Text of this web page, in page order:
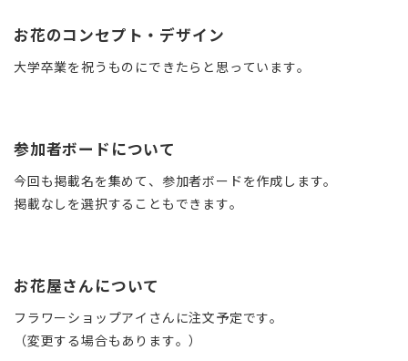
お花のコンセプト・デザイン
大学卒業を祝うものにできたらと思っています。
参加者ボードについて
今回も掲載名を集めて、参加者ボードを作成します。
掲載なしを選択することもできます。
お花屋さんについて
フラワーショップアイさんに注文予定です。
（変更する場合もあります。）